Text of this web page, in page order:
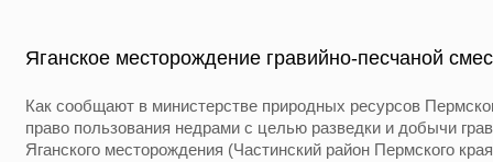
Яганское месторождение гравийно-песчаной
Как сообщают в министерстве природных ресурсов
право пользования недрами с целью разведки и добычи
Яганского месторождения (Частинский район Пермского